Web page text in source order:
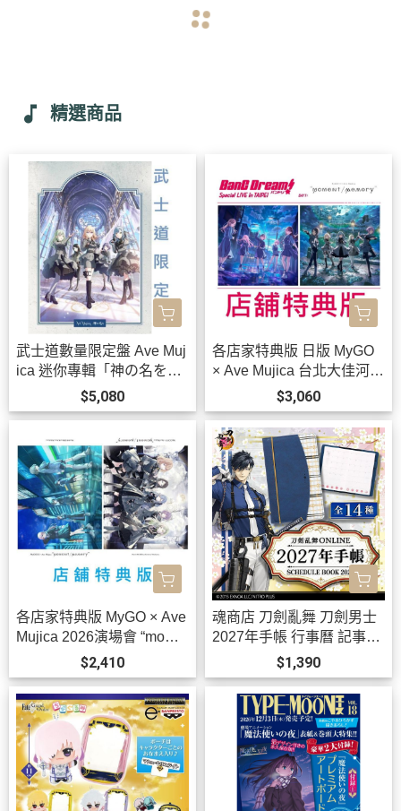
music_note 精選商品
武士道數量限定盤 Ave Muj
ica 迷你專輯「神の名を」
BanG Dream! *10/21發售!
$5,080
各店家特典版 日版 MyGO
× Ave Mujica 台北大佳河濱
公園 追加公演 2026演唱會
藍光BD BanG Dream! *1/2
7發售! 早期1202截止
$3,060
各店家特典版 MyGO × Ave
Mujica 2026演場會 “mome
nt / memory” 藍光BD 特裝
盤 BanG Dream! *9/30發
售!
$2,410
魂商店 刀劍亂舞 刀劍男士
2027年手帳 行事曆 記事本
全14種可選 *12月發售!
$1,390